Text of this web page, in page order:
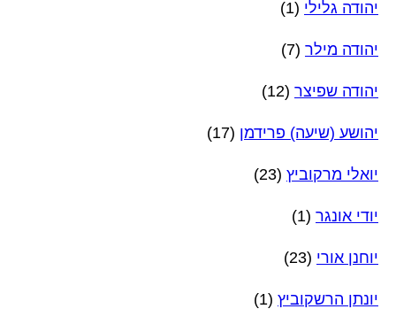
יהודה גלילי (1)
יהודה מילר (7)
יהודה שפיצר (12)
יהושע (שיעה) פרידמן (17)
יואלי מרקוביץ (23)
יודי אונגר (1)
יוחנן אורי (23)
יונתן הרשקוביץ (1)